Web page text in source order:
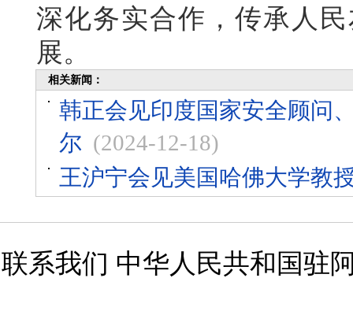
深化务实合作，传承人
展。
相关新闻：
韩正会见印度国家安全顾问
尔 (2024-12-18)
王沪宁会见美国哈佛大学教
联系我们 中华人民共和国驻